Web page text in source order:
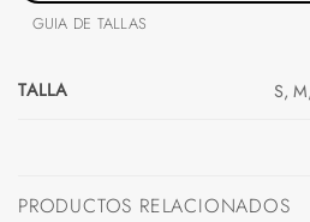
GUIA DE TALLAS
TALLA S,
PRODUCTOS RELACIONADOS